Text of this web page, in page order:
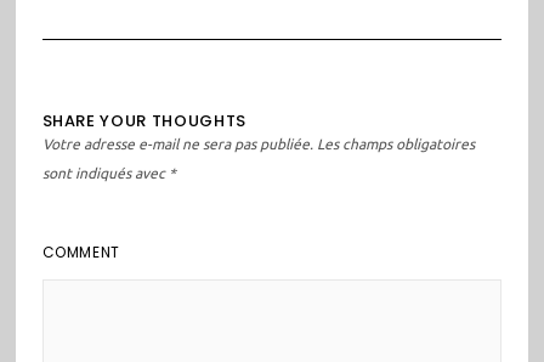
SHARE YOUR THOUGHTS
Votre adresse e-mail ne sera pas publiée. Les champs obligatoires
sont indiqués avec *
COMMENT